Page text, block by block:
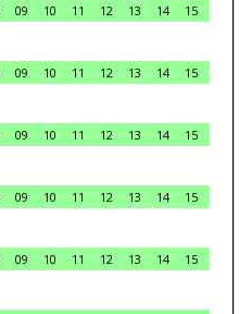
09 10 11 12 13 14
15
09 10 11 12 13 14
15
09 10 11 12 13 14
15
09 10 11 12 13 14
15
09 10 11 12 13 14
15